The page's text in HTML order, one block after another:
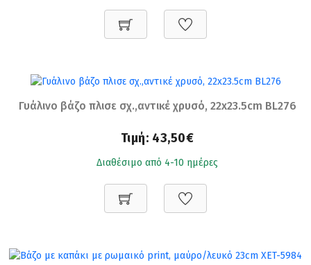
Γυάλινο βάζο πλισε σχ.,αντικέ χρυσό, 22x23.5cm BL276
Τιμή: 43,50€
Διαθέσιμο από 4-10 ημέρες